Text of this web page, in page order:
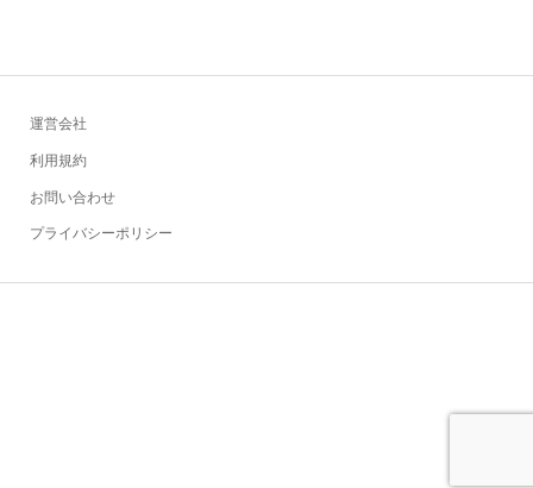
運営会社
利用規約
お問い合わせ
プライバシーポリシー